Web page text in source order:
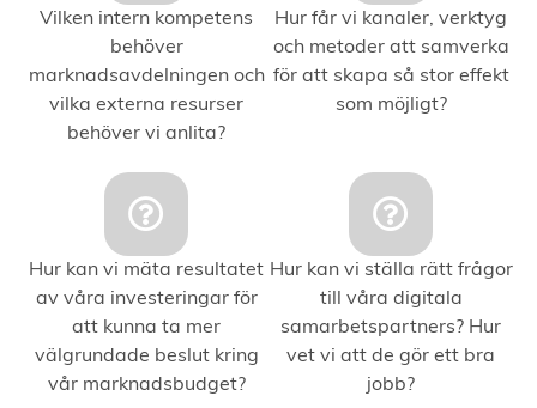
Vilken intern kompetens
behöver
marknadsavdelningen och
vilka externa resurser
behöver vi anlita?
Hur får vi kanaler, verktyg
och metoder att samverka
för att skapa så stor effekt
som möjligt?
Hur kan vi mäta resultatet
av våra investeringar för
att kunna ta mer
välgrundade beslut kring
vår marknadsbudget?
Hur kan vi ställa rätt frågor
till våra digitala
samarbetspartners? Hur
vet vi att de gör ett bra
jobb?